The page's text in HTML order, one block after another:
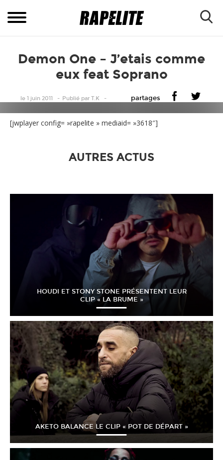
Demon One – J’etais comme
eux feat Soprano
le 1 juin 2011 Publiépar T.K partages
[jwplayer config= »rapelite » mediaid= »3618″]
AUTRES ACTUS
HOUDI ET STONY STONE PRÉSENTENT LEUR
CLIP « LA BRUME »
AKETO BALANCE LE CLIP « POT DE DÉPART »